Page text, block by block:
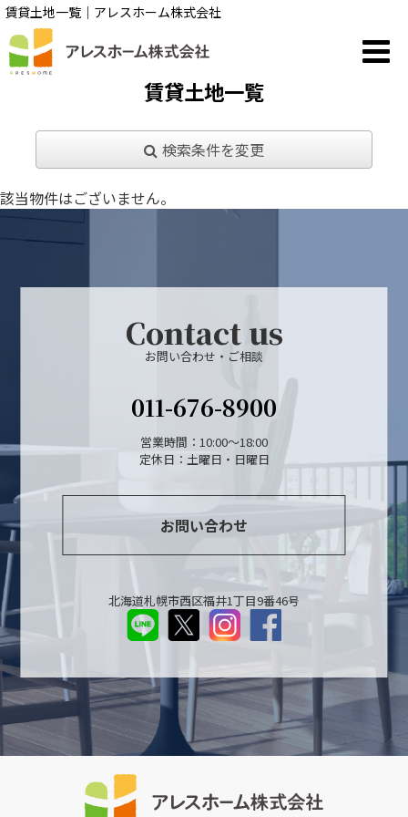
賃貸土地一覧｜アレスホーム株式会社
賃貸土地一覧
検索条件を変更
該当物件はございません。
Contact us
お問い合わせ・ご相談
011-676-8900
営業時間：10:00～18:00
定休日：土曜日・日曜日
お問い合わせ
北海道札幌市西区福井1丁目9番46号